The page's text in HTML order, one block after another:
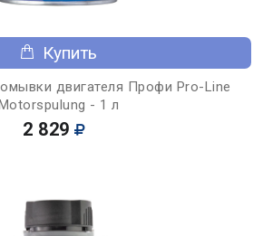
Купить
двигателя Профи Pro-Line
- 1 л
2 829